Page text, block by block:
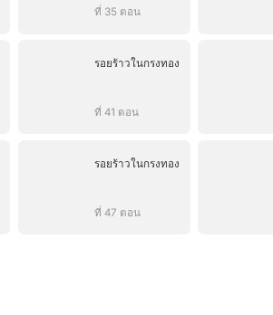
ที่ 35 ตอน
รอยร้าวในกรงทอง
ที่ 41 ตอน
รอยร้าวในกรงทอง
ที่ 47 ตอน